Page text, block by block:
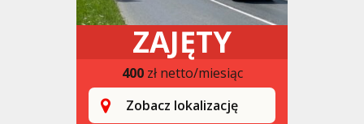
ZAJĘTY
400zł netto/miesiąc
Zobacz lokalizację